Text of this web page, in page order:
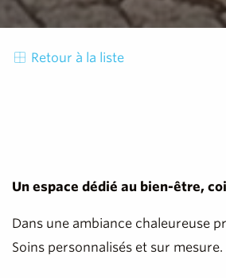
Retour à la liste
Un espace dédié au bien-être,
Dans une ambiance chaleureuse
Soins personnalisés et sur mesure.